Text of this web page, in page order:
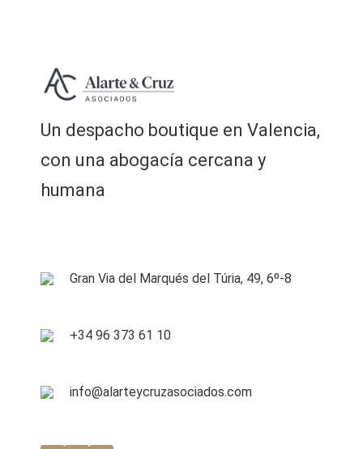
Un despacho boutique en Valencia,
con una abogacía cercana y
humana
Gran Via del Marqués del Túria, 49, 6º-8
+34 96 373 61 10
info@alarteycruzasociados.com